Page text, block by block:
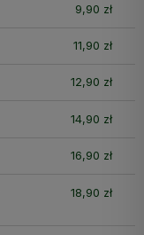
9,90 zł
11,90 zł
12,90 zł
14,90 zł
16,90 zł
18,90 zł